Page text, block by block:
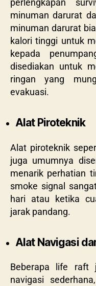
perlengkapan
minuman darurat
minuman darurat
kalori tinggi untuk
kepada
disediakan untuk
ringan yang
evakuasi.
Alat Piroteknik
Alat piroteknik
juga umumnya
menarik perhatian
smoke signal
hari atau ketika
jarak pandang.
Alat Navigasi
Beberapa life raft
navigasi